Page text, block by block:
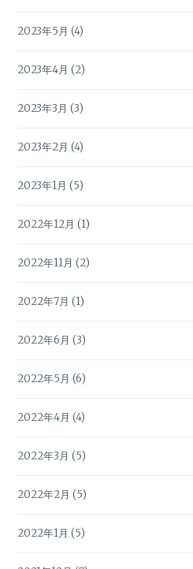
2023年5月 (4)
2023年4月 (2)
2023年3月 (3)
2023年2月 (4)
2023年1月 (5)
2022年12月 (1)
2022年11月 (2)
2022年7月 (1)
2022年6月 (3)
2022年5月 (6)
2022年4月 (4)
2022年3月 (5)
2022年2月 (5)
2022年1月 (5)